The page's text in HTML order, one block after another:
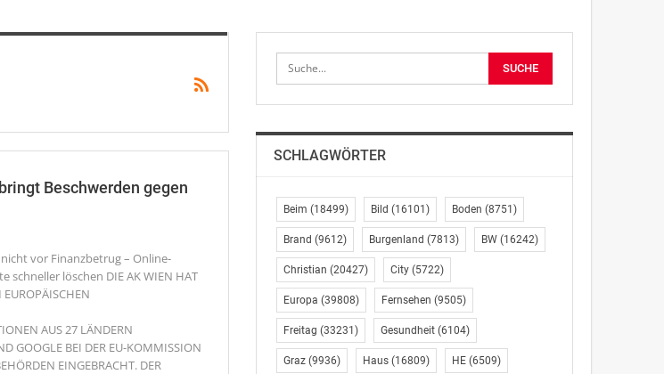
Beschwerden gegen
vor Finanzbetrug – Online-
schneller löschen DIE AK WIEN HAT
AUS 27 LÄNDERN
GOOGLE BEI DER EU-KOMMISSION
EINGEBRACHT. DER
SCHLAGWÖRTER
Beim (18499) Bild (16101) Boden (8751)
Brand (9612) Burgenland (7813) BW(16242)
Christian (20427) City(5722)
Europa (39808) Fernsehen (9505)
Freitag (33231) Gesundheit(6104)
Graz(9936) Haus(16809) HE(6509)